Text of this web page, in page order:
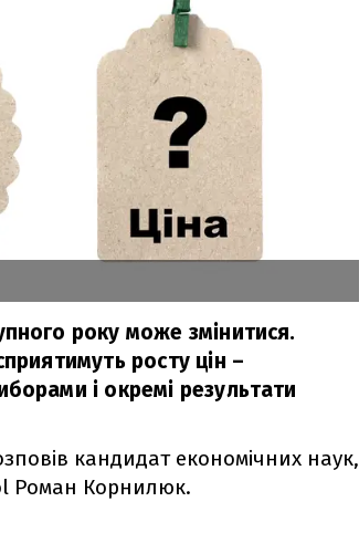
року може змінитися.
росту цін –
і окремі результати
кандидат економічних наук,
Роман Корнилюк.